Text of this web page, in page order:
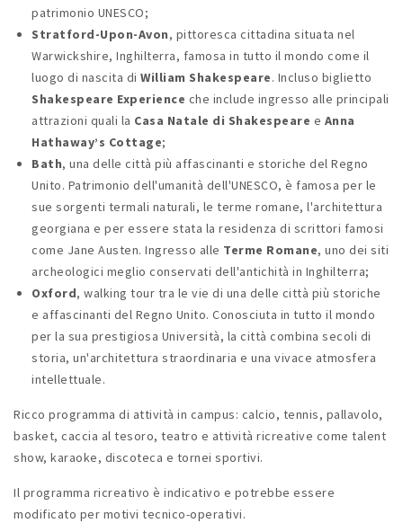
patrimonio UNESCO;
Stratford-Upon-Avon, pittoresca cittadina situata nel
Warwickshire, Inghilterra, famosa in tutto il mondo come il
luogo di nascita di William Shakespeare. Incluso biglietto
Shakespeare Experience che include ingresso alle principali
attrazioni quali la Casa Natale di Shakespeare e Anna
Hathaway’s Cottage;
Bath, una delle città più affascinanti e storiche del Regno
Unito. Patrimonio dell'umanità dell'UNESCO, è famosa per le
sue sorgenti termali naturali, le terme romane, l'architettura
georgiana e per essere stata la residenza di scrittori famosi
come Jane Austen. Ingresso alle Terme Romane, uno dei siti
archeologici meglio conservati dell'antichità in Inghilterra;
Oxford, walking tour tra le vie di una delle città più storiche
e affascinanti del Regno Unito. Conosciuta in tutto il mondo
per la sua prestigiosa Università, la città combina secoli di
storia, un'architettura straordinaria e una vivace atmosfera
intellettuale.
Ricco programma di attività in campus: calcio, tennis, pallavolo,
basket, caccia al tesoro, teatro e attività ricreative come talent
show, karaoke, discoteca e tornei sportivi.
Il programma ricreativo è indicativo e potrebbe essere
modificato per motivi tecnico-operativi.